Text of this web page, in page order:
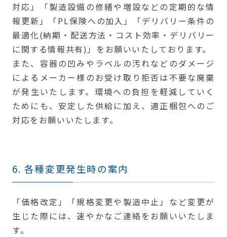
対応」「製造設備の修繕や増設などの定期的な情
報更新」「PL保険への加入」「デリバリー条件の
最適化(納期・配送方法・コスト効率・デリバリー
に関する情報共有)」をお願いいたしております。
また、容器の凹みやラベルの汚れなどのダメージ
によるメーカー様のお受け取り拒否は不要な廃棄
が発生いたします。環境への負担を軽減していく
ためにも、安定した供給に加え、適正梱包へのご
対応をお願いいたします。
6. 各種変更発生時の案内
「価格改定」「規格変更や製造中止」など変更が
生じた際には、速やかなご連絡をお願いいたしま
す。